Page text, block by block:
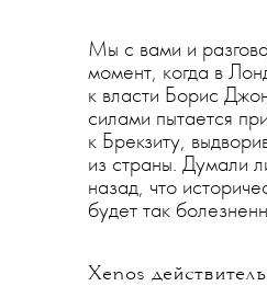
Мы с вами и
момент, когда в
к власти Борис
силами пытается
к Брекзиту,
из страны. Думали
назад, что
будет так
Xenos